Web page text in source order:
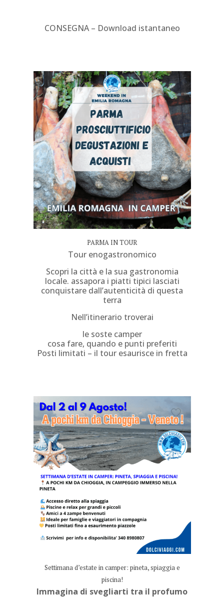
CONSEGNA – Download istantaneo
PARMA IN TOUR
Tour enogastronomico
Scopri la città e la sua gastronomia
locale. assapora i piatti tipici lasciati
conquistare dall’autenticità di questa
terra
Nell’itinerario troverai
le soste camper
cosa fare, quando e punti preferiti
Posti limitati – il tour esaurisce in fretta
Settimana d’estate in camper: pineta, spiaggia e
piscina!
Immagina di svegliarti tra il profumo